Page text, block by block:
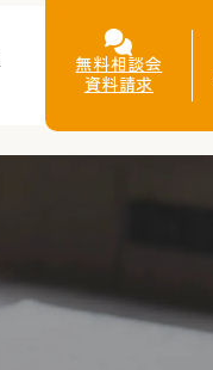
無料相談会
資料請求